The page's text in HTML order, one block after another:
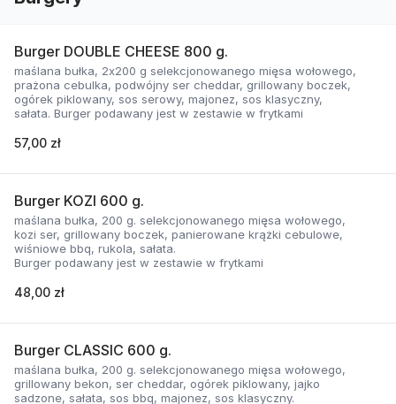
Burger DOUBLE CHEESE 800 g.
maślana bułka, 2x200 g selekcjonowanego mięsa wołowego,
prażona cebulka, podwójny ser cheddar, grillowany boczek,
ogórek piklowany, sos serowy, majonez, sos klasyczny,
sałata. Burger podawany jest w zestawie w frytkami
57,00 zł
Burger KOZI 600 g.
maślana bułka, 200 g. selekcjonowanego mięsa wołowego,
kozi ser, grillowany boczek, panierowane krążki cebulowe,
wiśniowe bbq, rukola, sałata.
Burger podawany jest w zestawie w frytkami
48,00 zł
Burger CLASSIC 600 g.
maślana bułka, 200 g. selekcjonowanego mięsa wołowego,
grillowany bekon, ser cheddar, ogórek piklowany, jajko
sadzone, sałata, sos bbq, majonez, sos klasyczny.